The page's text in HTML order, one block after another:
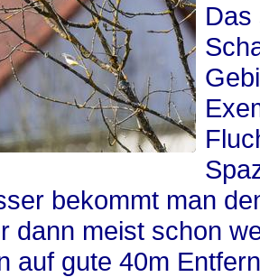
Das
bekommt man
dann meist schon
auf gute 40m